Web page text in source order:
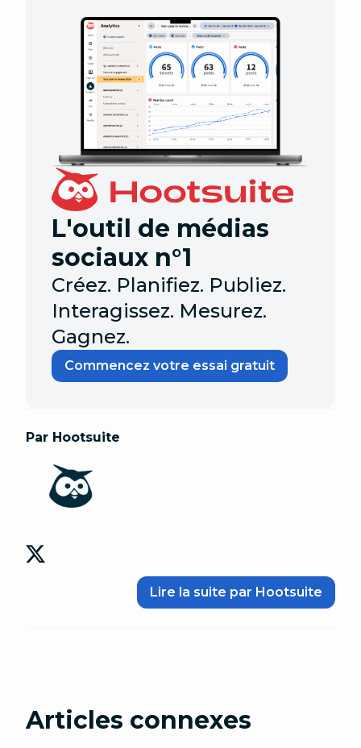
L'outil de médias
sociaux n°1
Créez. Planifiez. Publiez.
Interagissez. Mesurez.
Gagnez.
Commencez votre essai gratuit
Par Hootsuite
Lire la suite par Hootsuite
Articles connexes